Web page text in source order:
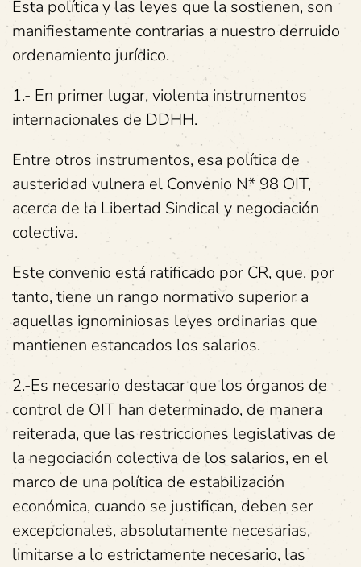
Esta política y las leyes que la sostienen, son
manifiestamente contrarias a nuestro derruido
ordenamiento jurídico.
1.- En primer lugar, violenta instrumentos
internacionales de DDHH.
Entre otros instrumentos, esa política de
austeridad vulnera el Convenio N* 98 OIT,
acerca de la Libertad Sindical y negociación
colectiva.
Este convenio está ratificado por CR, que, por
tanto, tiene un rango normativo superior a
aquellas ignominiosas leyes ordinarias que
mantienen estancados los salarios.
2.-Es necesario destacar que los órganos de
control de OIT han determinado, de manera
reiterada, que las restricciones legislativas de
la negociación colectiva de los salarios, en el
marco de una política de estabilización
económica, cuando se justifican, deben ser
excepcionales, absolutamente necesarias,
limitarse a lo estrictamente necesario, las